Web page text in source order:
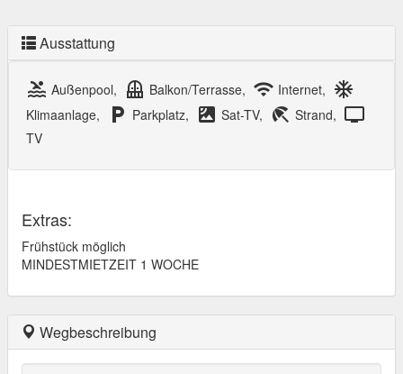
Ausstattung
pool Außenpool, balcony Balkon/Terrasse, wifi Internet, ac_unit
Klimaanlage, local_parking Parkplatz, satellite Sat-TV, beach_access Strand, tv
TV
Extras:
Frühstück möglich
MINDESTMIETZEIT 1 WOCHE
Wegbeschreibung